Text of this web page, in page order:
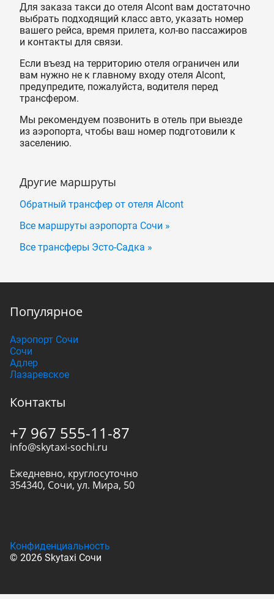
Для заказа такси до отеля Alcont вам достаточно
выбрать подходящий класс авто, указать номер
вашего рейса, время прилета, кол-во пассажиров
и контакты для связи.
Если въезд на территорию отеля ограничен или
вам нужно не к главному входу отеля Alcont,
предупредите, пожалуйста, водителя перед
трансфером.
Мы рекомендуем позвонить в отель при выезде
из аэропорта, чтобы ваш номер подготовили к
заселению.
Другие маршруты
Обратный трансфер от отеля Alcont
Все маршруты аэропорта Сочи »
Все трансферы Эсто-Садка »
Популярное
Аэропорт Сочи
Сочи
Адлер
Лазаревское
Контакты
+7 967 555-11-87
info@skytaxi-sochi.ru
Ежедневно, круглосуточно
354340, Сочи, ул. Мира, 50
© 2026 Skytaxi Сочи
Конфиденциальность